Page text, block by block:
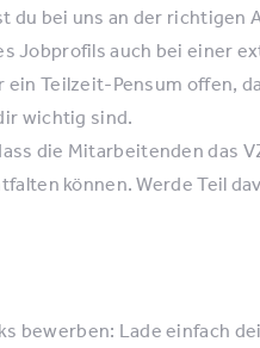
du bei uns an der richtigen
Jobprofils auch bei einer
ein Teilzeit-Pensum offen,
wichtig sind.
die Mitarbeitenden das
können. Werde Teil
bewerben: Lade einfach